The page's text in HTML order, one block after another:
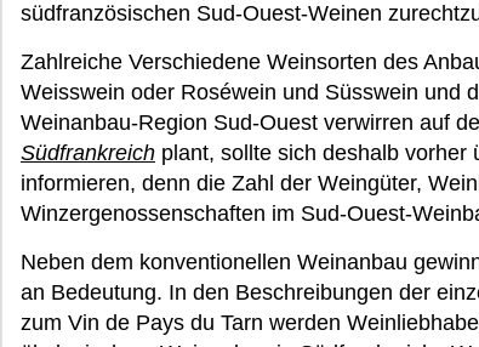
südfranzösischen Sud-Ouest-Weinen
Zahlreiche Verschiedene Weinsorten des
Weisswein oder Roséwein und Süsswein und
Weinanbau-Region Sud-Ouest verwirren auf
Südfrankreich plant, sollte sich deshalb vorher
informieren, denn die Zahl der Weingüter,
Winzergenossenschaften im Sud-Ouest-
Neben dem konventionellen Weinanbau
an Bedeutung. In den Beschreibungen der
zum Vin de Pays du Tarn werden